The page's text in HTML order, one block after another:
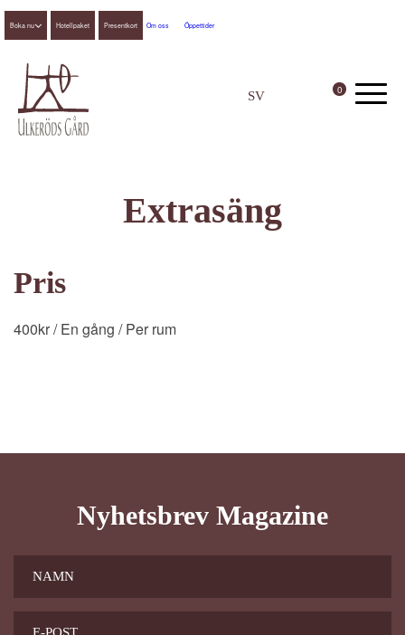
0
Boka nu Hotellpaket Presentkort Om oss Öppettider
SV
Extrasäng
Pris
400kr/ En gång / Per rum
Nyhetsbrev Magazine